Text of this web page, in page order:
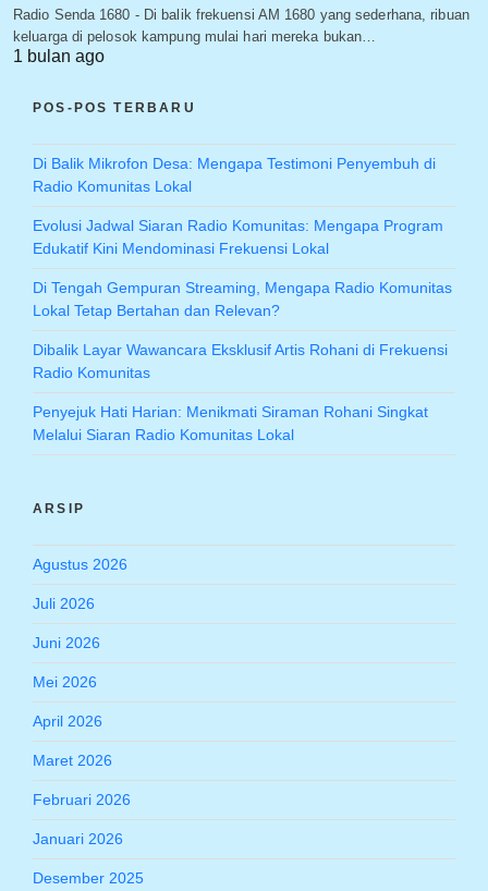
Radio Senda 1680 - Di balik frekuensi AM 1680 yang sederhana, ribuan
keluarga di pelosok kampung mulai hari mereka bukan…
1 bulan ago
POS-POS TERBARU
Di Balik Mikrofon Desa: Mengapa Testimoni Penyembuh di
Radio Komunitas Lokal
Evolusi Jadwal Siaran Radio Komunitas: Mengapa Program
Edukatif Kini Mendominasi Frekuensi Lokal
Di Tengah Gempuran Streaming, Mengapa Radio Komunitas
Lokal Tetap Bertahan dan Relevan?
Dibalik Layar Wawancara Eksklusif Artis Rohani di Frekuensi
Radio Komunitas
Penyejuk Hati Harian: Menikmati Siraman Rohani Singkat
Melalui Siaran Radio Komunitas Lokal
ARSIP
Agustus 2026
Juli 2026
Juni 2026
Mei 2026
April 2026
Maret 2026
Februari 2026
Januari 2026
Desember 2025